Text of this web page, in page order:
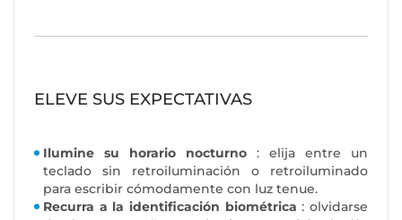
ELEVE SUS EXPECTATIVAS
Ilumine su horario nocturno : elija entre un
teclado sin retroiluminación o retroiluminado
para escribir cómodamente con luz tenue.
Recurra a la identificación biométrica: olvidarse